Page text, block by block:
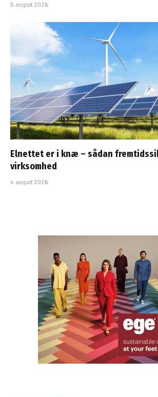
5. august 2026
Elnettet er i knæ – sådan
virksomhed
4. august 2026